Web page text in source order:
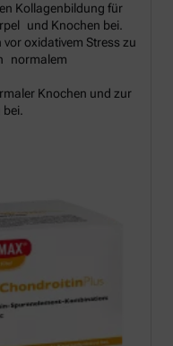
Kollagenbildung für
und Knochen bei.
oxidativem Stress zu
normalem
Knochen und zur
bei.